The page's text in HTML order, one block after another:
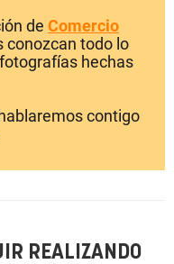
de Comercio
conozcan todo lo
hechas
contigo
REALIZANDO